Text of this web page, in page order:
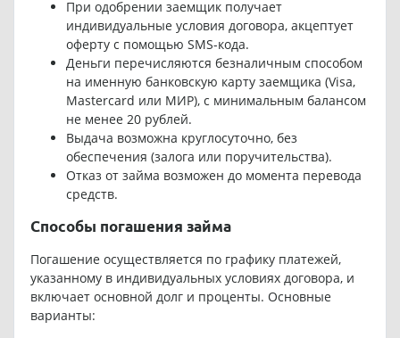
При одобрении заемщик получает
индивидуальные условия договора, акцептует
оферту с помощью SMS-кода.
Деньги перечисляются безналичным способом
на именную банковскую карту заемщика (Visa,
Mastercard или МИР), с минимальным балансом
не менее 20 рублей.
Выдача возможна круглосуточно, без
обеспечения (залога или поручительства).
Отказ от займа возможен до момента перевода
средств.
Способы погашения займа
Погашение осуществляется по графику платежей,
указанному в индивидуальных условиях договора, и
включает основной долг и проценты. Основные
варианты: